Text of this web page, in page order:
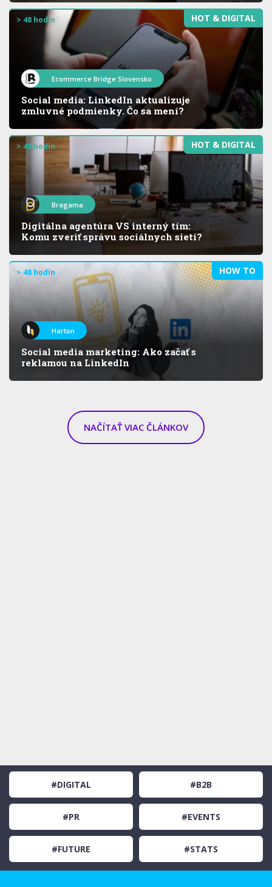
HOT & DIGITAL
> 48 hodín
Ecommerce Bridge Slovensko
Social media: LinkedIn aktualizuje
zmluvné podmienky. Čo sa mení?
HOT & DIGITAL
> 48 hodín
Bragama
Digitálna agentúra VS interný tím:
Komu zveriť správu sociálnych sietí?
HOW TO
> 48 hodín
Harton
Social media marketing: Ako začať s
reklamou na LinkedIn
NAČÍTAŤ VIAC ČLÁNKOV
#DIGITAL #B2B
#PR #EVENTS
#FUTURE #STATS